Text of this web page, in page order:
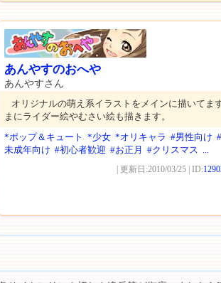
あんやすのおへや
あんやすさん
オリジナルの萌え系イラストをメインに描いてま
まにライダー絵やむさい絵も描きます。
*ポップ＆キュート *少女 *オリキャラ #男性向け #
未成年向け #初心者歓迎 #お正月 #クリスマス ...
| 更新日:2010/03/25 | ID: